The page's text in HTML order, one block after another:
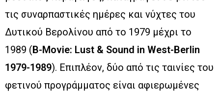
τις συναρπαστικές ημέρες και νύχτες του
Δυτικού Βερολίνου από το 1979 μέχρι το
1989 (B-Movie: Lust & Sound in West-Berlin
1979-1989). Επιπλέον, δύο από τις ταινίες του
φετινού προγράμματος είναι αφιερωμένες